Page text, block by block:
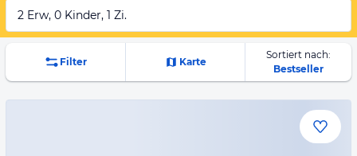
2 Erw, 0 Kinder, 1 Zi.
Filter Karte
Sortiert nach:
Bestseller